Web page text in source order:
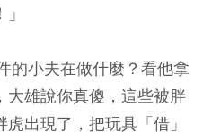
的小夫在做什麼？看他拿
大雄說你真傻，這些被胖
出現了，把玩具「借」